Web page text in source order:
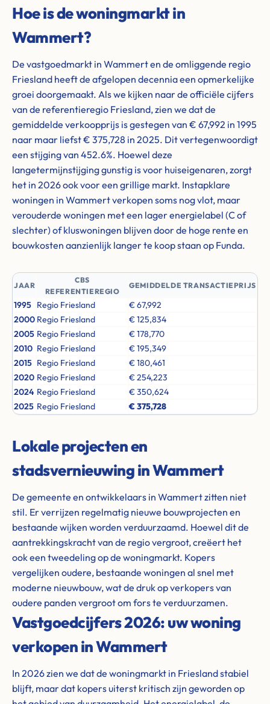
Hoe is de woningmarkt in
Wammert?
De vastgoedmarkt in Wammert en de omliggende regio
Friesland heeft de afgelopen decennia een opmerkelijke
groei doorgemaakt. Als we kijken naar de officiële cijfers
van de referentieregio Friesland, zien we dat de
gemiddelde verkoopprijs is gestegen van € 67,992 in 1995
naar maar liefst € 375,728 in 2025. Dit vertegenwoordigt
een stijging van 452.6%. Hoewel deze
langetermijnstijging gunstig is voor huiseigenaren, zorgt
het in 2026 ook voor een grillige markt. Instapklare
woningen in Wammert verkopen soms nog vlot, maar
verouderde woningen met een lager energielabel (C of
slechter) of kluswoningen blijven door de hoge rente en
bouwkosten aanzienlijk langer te koop staan op Funda.
JAAR
CBS
REFERENTIEREGIO
GEMIDDELDE TRANSACTIEPRIJS
1995 Regio Friesland
€ 67,992
2000 Regio Friesland
€ 125,834
2005 Regio Friesland
€ 178,770
2010 Regio Friesland
€ 195,349
2015 Regio Friesland
€ 180,461
2020 Regio Friesland
€ 254,223
2024 Regio Friesland
€ 350,624
2025 Regio Friesland € 375,728
Lokale projecten en
stadsvernieuwing in Wammert
De gemeente en ontwikkelaars in Wammert zitten niet
stil. Er verrijzen regelmatig nieuwe bouwprojecten en
bestaande wijken worden verduurzaamd. Hoewel dit de
aantrekkingskracht van de regio vergroot, creëert het
ook een tweedeling op de woningmarkt. Kopers
vergelijken oudere, bestaande woningen al snel met
moderne nieuwbouw, wat de druk op verkopers van
oudere panden vergroot om fors te verduurzamen.
Vastgoedcijfers 2026: uw woning
verkopen in Wammert
In 2026 zien we dat de woningmarkt in Friesland stabiel
blijft, maar dat kopers uiterst kritisch zijn geworden op